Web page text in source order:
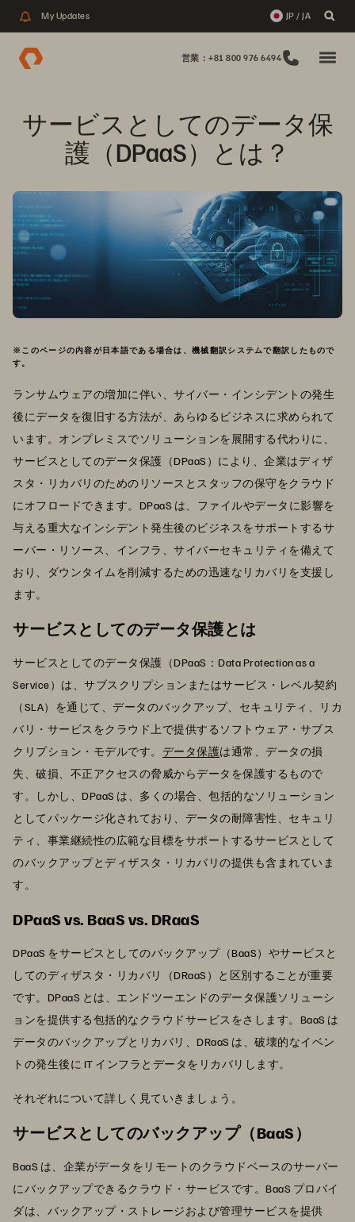
My Updates JP / JA
営業：+81 800 976 6494
サービスとしてのデータ保
護（DPaaS）とは？
※このページの内容が日本語である場合は、機械翻訳システムで翻訳したもので
す。
ランサムウェアの増加に伴い、サイバー・インシデントの発生
後にデータを復旧する方法が、あらゆるビジネスに求められて
います。オンプレミスでソリューションを展開する代わりに、
サービスとしてのデータ保護（DPaaS）により、企業はディザ
スタ・リカバリのためのリソースとスタッフの保守をクラウド
にオフロードできます。DPaaS は、ファイルやデータに影響を
与える重大なインシデント発生後のビジネスをサポートするサ
ーバー・リソース、インフラ、サイバーセキュリティを備えて
おり、ダウンタイムを削減するための迅速なリカバリを支援し
ます。
サービスとしてのデータ保護とは
サービスとしてのデータ保護（DPaaS：Data Protection as a
Service）は、サブスクリプションまたはサービス・レベル契約
（SLA）を通じて、データのバックアップ、セキュリティ、リカ
バリ・サービスをクラウド上で提供するソフトウェア・サブス
クリプション・モデルです。 データ保護は通常、データの損
失、破損、不正アクセスの脅威からデータを保護するもので
す。しかし、DPaaS は、多くの場合、包括的なソリューション
としてパッケージ化されており、データの耐障害性、セキュリ
ティ、事業継続性の広範な目標をサポートするサービスとして
のバックアップとディザスタ・リカバリの提供も含まれていま
す。
DPaaS vs. BaaS vs. DRaaS
DPaaS をサービスとしてのバックアップ（BaaS）やサービスと
してのディザスタ・リカバリ（DRaaS）と区別することが重要
です。DPaaS とは、エンドツーエンドのデータ保護ソリューシ
ョンを提供する包括的なクラウドサービスをさします。BaaS は
データのバックアップとリカバリ、DRaaS は、破壊的なイベン
トの発生後に IT インフラとデータをリカバリします。
それぞれについて詳しく見ていきましょう。
サービスとしてのバックアップ（BaaS）
BaaS は、企業がデータをリモートのクラウドベースのサーバー
にバックアップできるクラウド・サービスです。BaaS プロバイ
ダは、バックアップ・ストレージおよび管理サービスを提供